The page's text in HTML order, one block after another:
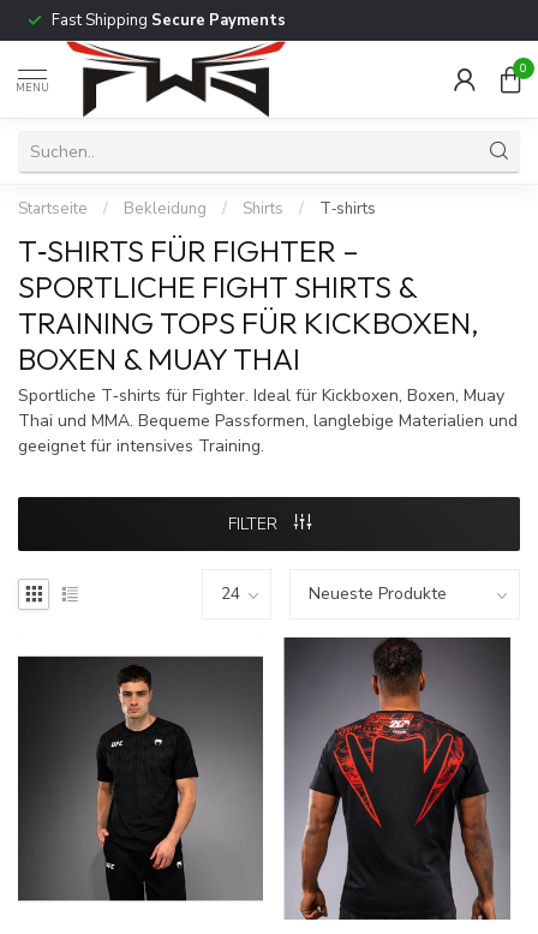
Fast Shipping Secure Payments
MENU
0
Startseite / Bekleidung / Shirts / T‑shirts
T‑SHIRTS FÜR FIGHTER –
SPORTLICHE FIGHT SHIRTS &
TRAINING TOPS FÜR KICKBOXEN,
BOXEN & MUAY THAI
Sportliche T‑shirts für Fighter. Ideal für Kickboxen, Boxen, Muay
Thai und MMA. Bequeme Passformen, langlebige Materialien und
geeignet für intensives Training.
FILTER